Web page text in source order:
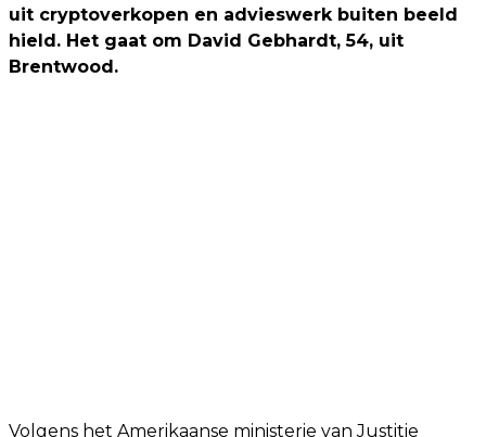
uit cryptoverkopen en advieswerk buiten beeld
hield. Het gaat om David Gebhardt, 54, uit
Brentwood.
Volgens het Amerikaanse ministerie van Justitie